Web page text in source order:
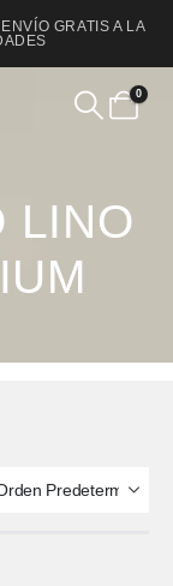
GRATIS A LA
0
LINO